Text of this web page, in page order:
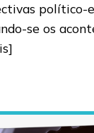
político-
se os